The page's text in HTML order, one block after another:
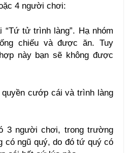
4 người chơi:
tử trình làng”. Hạ nhóm
chiếu và được ăn. Tuy
này bạn sẽ không được
cướp cái và trình làng
3 người chơi, trong trường
có ngũ quý, do đó tứ quý có